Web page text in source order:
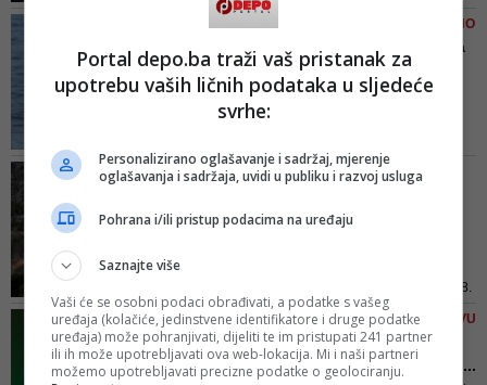
intenzivno vježbanje prelazi
granice našeg tijela, onda fizička
aktivnost može da bude pogubna,
TIJELO ĆE VAM BITI ZAHVALNO
Bikini figura do ljeta? Ima
nade i za vas koji se ...
Što smo aktivniji naše tijelo je
KAKO SE KLUPKO POČELO
Detalji horora u
Policajci su u jutarnjim satima 18.
oktobra izvršili pregled terena na
području sela Kotezi gdje su
ispod puta, na nepristupačnom
terenu, pronašli tijelo u fazi
VIRGEN MARIA U SUSJEDSTVU
Poliva se medom i krvlju,
šokira svojim performans...
Portal depo.ba traži vaš pristanak za
upotrebu vaših ličnih podataka u sljedeće
svrhe:
Personalizirano oglašavanje i sadržaj, mjerenje
oglašavanja i sadržaja, uvidi u publiku i razvoj usluga
Pohrana i/ili pristup podacima na uređaju
Saznajte više
Vaši će se osobni podaci obrađivati, a podatke s vašeg
uređaja (kolačiće, jedinstvene identifikatore i druge podatke
uređaja) može pohranjivati, dijeliti te im pristupati 241 partner
ili ih može upotrebljavati ova web-lokacija. Mi i naši partneri
možemo upotrebljavati precizne podatke o geolociranju.